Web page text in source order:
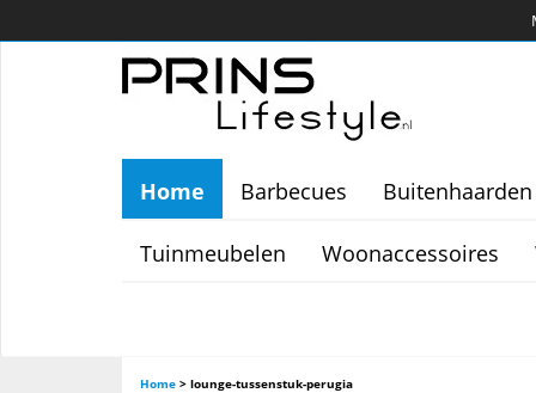
Home Barbecues Buitenhaarden
Tuinmeubelen Woonaccessoires
Home > lounge-tussenstuk-perugia